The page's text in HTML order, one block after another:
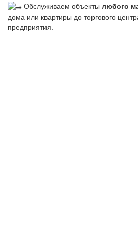
Обслуживаем объекты любого
дома или квартиры до торгового
предприятия.